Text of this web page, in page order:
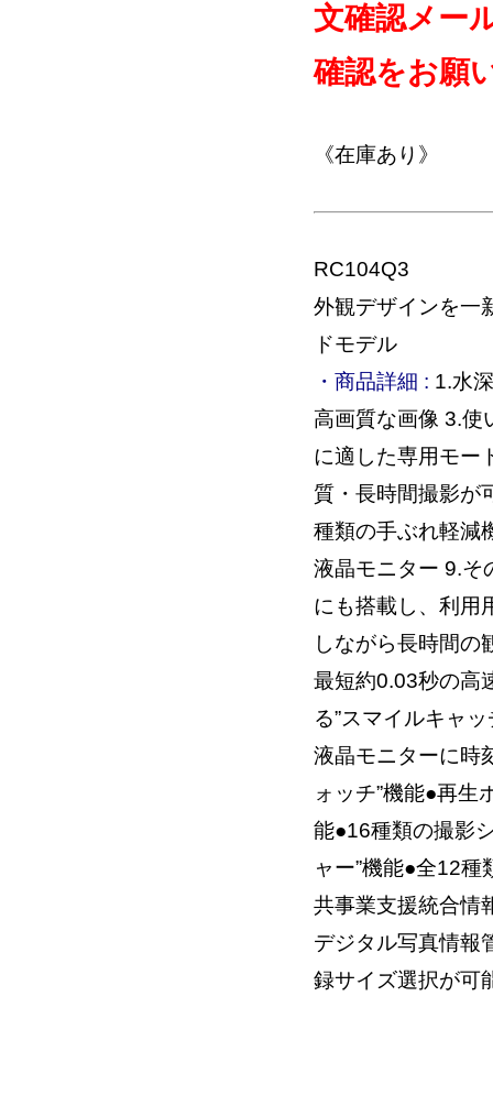
文確認メー
確認をお願
《在庫あり》
RC104Q3
外観デザインを一
ドモデル
・商品詳細 : 1.水
高画質な画像 3.使
に適した専用モー
質・長時間撮影が
種類の手ぶれ軽減
液晶モニター 9.そ
にも搭載し、利用
しながら長時間の
最短約0.03秒の高
る”スマイルキャ
液晶モニターに時
ォッチ”機能●再生
能●16種類の撮影
ャー”機能●全12種
共事業支援統合情
デジタル写真情報
録サイズ選択が可